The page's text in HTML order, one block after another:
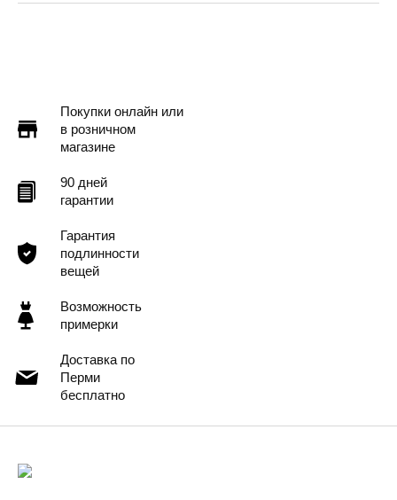
Пермь — бесплатно
Покупки онлайн или
в розничном
магазине
90 дней
гарантии
Гарантия
подлинности
вещей
Возможность
примерки
Доставка по
Перми
бесплатно